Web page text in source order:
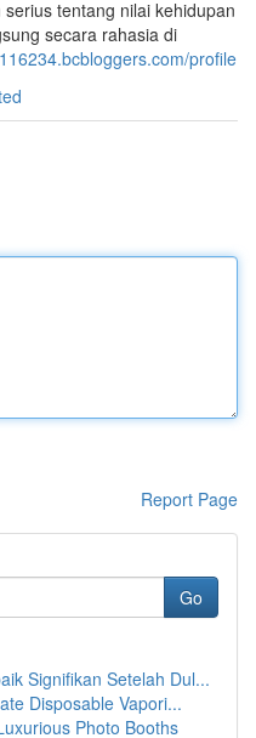
tentang nilai kehidupan
secara rahasia di
profile
Report Page
Go
Signifikan Setelah Dul...
Disposable Vapori...
Photo Booths